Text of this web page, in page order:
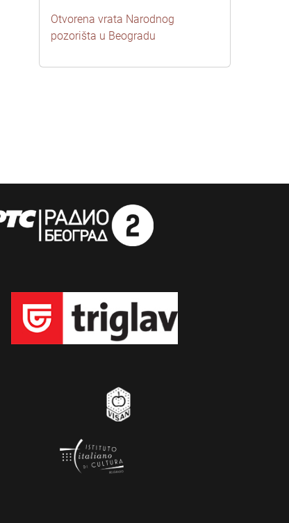
Otvorena vrata Narodnog
pozorišta u Beogradu